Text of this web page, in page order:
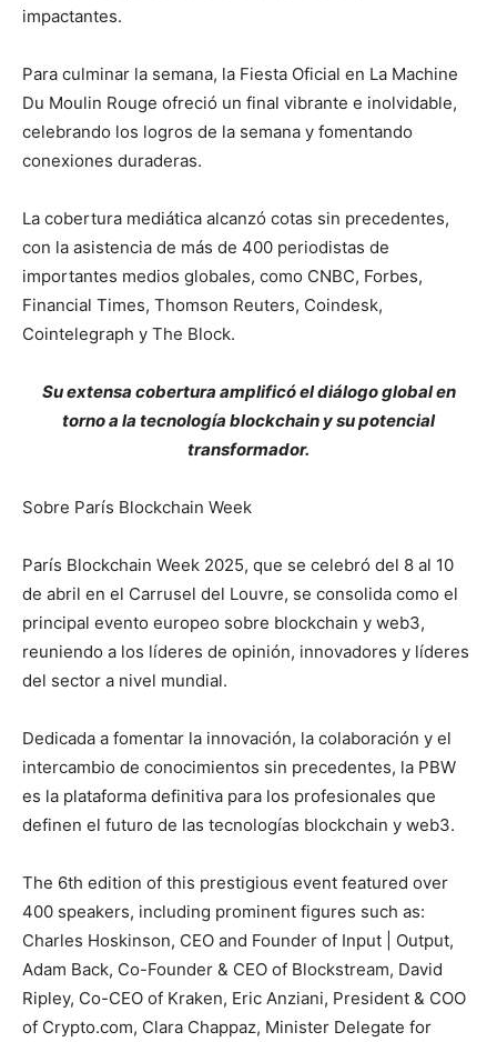
impactantes.
Para culminar la semana, la Fiesta Oficial en La Machine
Du Moulin Rouge ofreció un final vibrante e inolvidable,
celebrando los logros de la semana y fomentando
conexiones duraderas.
La cobertura mediática alcanzó cotas sin precedentes,
con la asistencia de más de 400 periodistas de
importantes medios globales, como CNBC, Forbes,
Financial Times, Thomson Reuters, Coindesk,
Cointelegraph y The Block.
Su extensa cobertura amplificó el diálogo global en
torno a la tecnología blockchain y su potencial
transformador.
Sobre París Blockchain Week
París Blockchain Week 2025, que se celebró del 8 al 10
de abril en el Carrusel del Louvre, se consolida como el
principal evento europeo sobre blockchain y web3,
reuniendo a los líderes de opinión, innovadores y líderes
del sector a nivel mundial.
Dedicada a fomentar la innovación, la colaboración y el
intercambio de conocimientos sin precedentes, la PBW
es la plataforma definitiva para los profesionales que
definen el futuro de las tecnologías blockchain y web3.
The 6th edition of this prestigious event featured over
400 speakers, including prominent figures such as:
Charles Hoskinson, CEO and Founder of Input | Output,
Adam Back, Co-Founder & CEO of Blockstream, David
Ripley, Co-CEO of Kraken, Eric Anziani, President & COO
of Crypto.com, Clara Chappaz, Minister Delegate for